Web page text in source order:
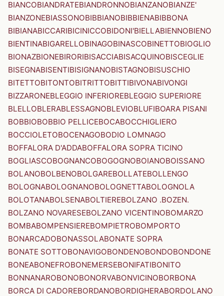
BIANCOBIANDRATEBIANDRONNOBIANZANOBIANZE'
BIANZONEBIASSONOBIBBIANOBIBBIENABIBBONA
BIBIANABICCARIBICINICCOBIDONI'BIELLABIENNOBIENO
BIENTINABIGARELLOBINAGOBINASCOBINETTOBIOGLIO
BIONAZBIONEBIRORIBISACCIABISACQUINOBISCEGLIE
BISEGNABISENTIBISIGNANOBISTAGNOBISUSCHIO
BITETTOBITONTOBITRITTOBITTIBIVONABIVONGI
BIZZARONEBLEGGIO INFERIOREBLEGGIO SUPERIORE
BLELLOBLERABLESSAGNOBLEVIOBLUFIBOARA PISANI
BOBBIOBOBBIO PELLICEBOCABOCCHIGLIERO
BOCCIOLETOBOCENAGOBODIO LOMNAGO
BOFFALORA D'ADDABOFFALORA SOPRA TICINO
BOGLIASCOBOGNANCOBOGOGNOBOIANOBOISSANO
BOLANOBOLBENOBOLGAREBOLLATEBOLLENGO
BOLOGNABOLOGNANOBOLOGNETTABOLOGNOLA
BOLOTANABOLSENABOLTIEREBOLZANO .BOZEN.
BOLZANO NOVARESEBOLZANO VICENTINOBOMARZO
BOMBABOMPENSIEREBOMPIETROBOMPORTO
BONARCADOBONASSOLABONATE SOPRA
BONATE SOTTOBONAVIGOBONDENOBONDOBONDONE
BONEABONEFROBONEMERSEBONIFATIBONITO
BONNANAROBONOBONORVABONVICINOBORBONA
BORCA DI CADOREBORDANOBORDIGHERABORDOLANO